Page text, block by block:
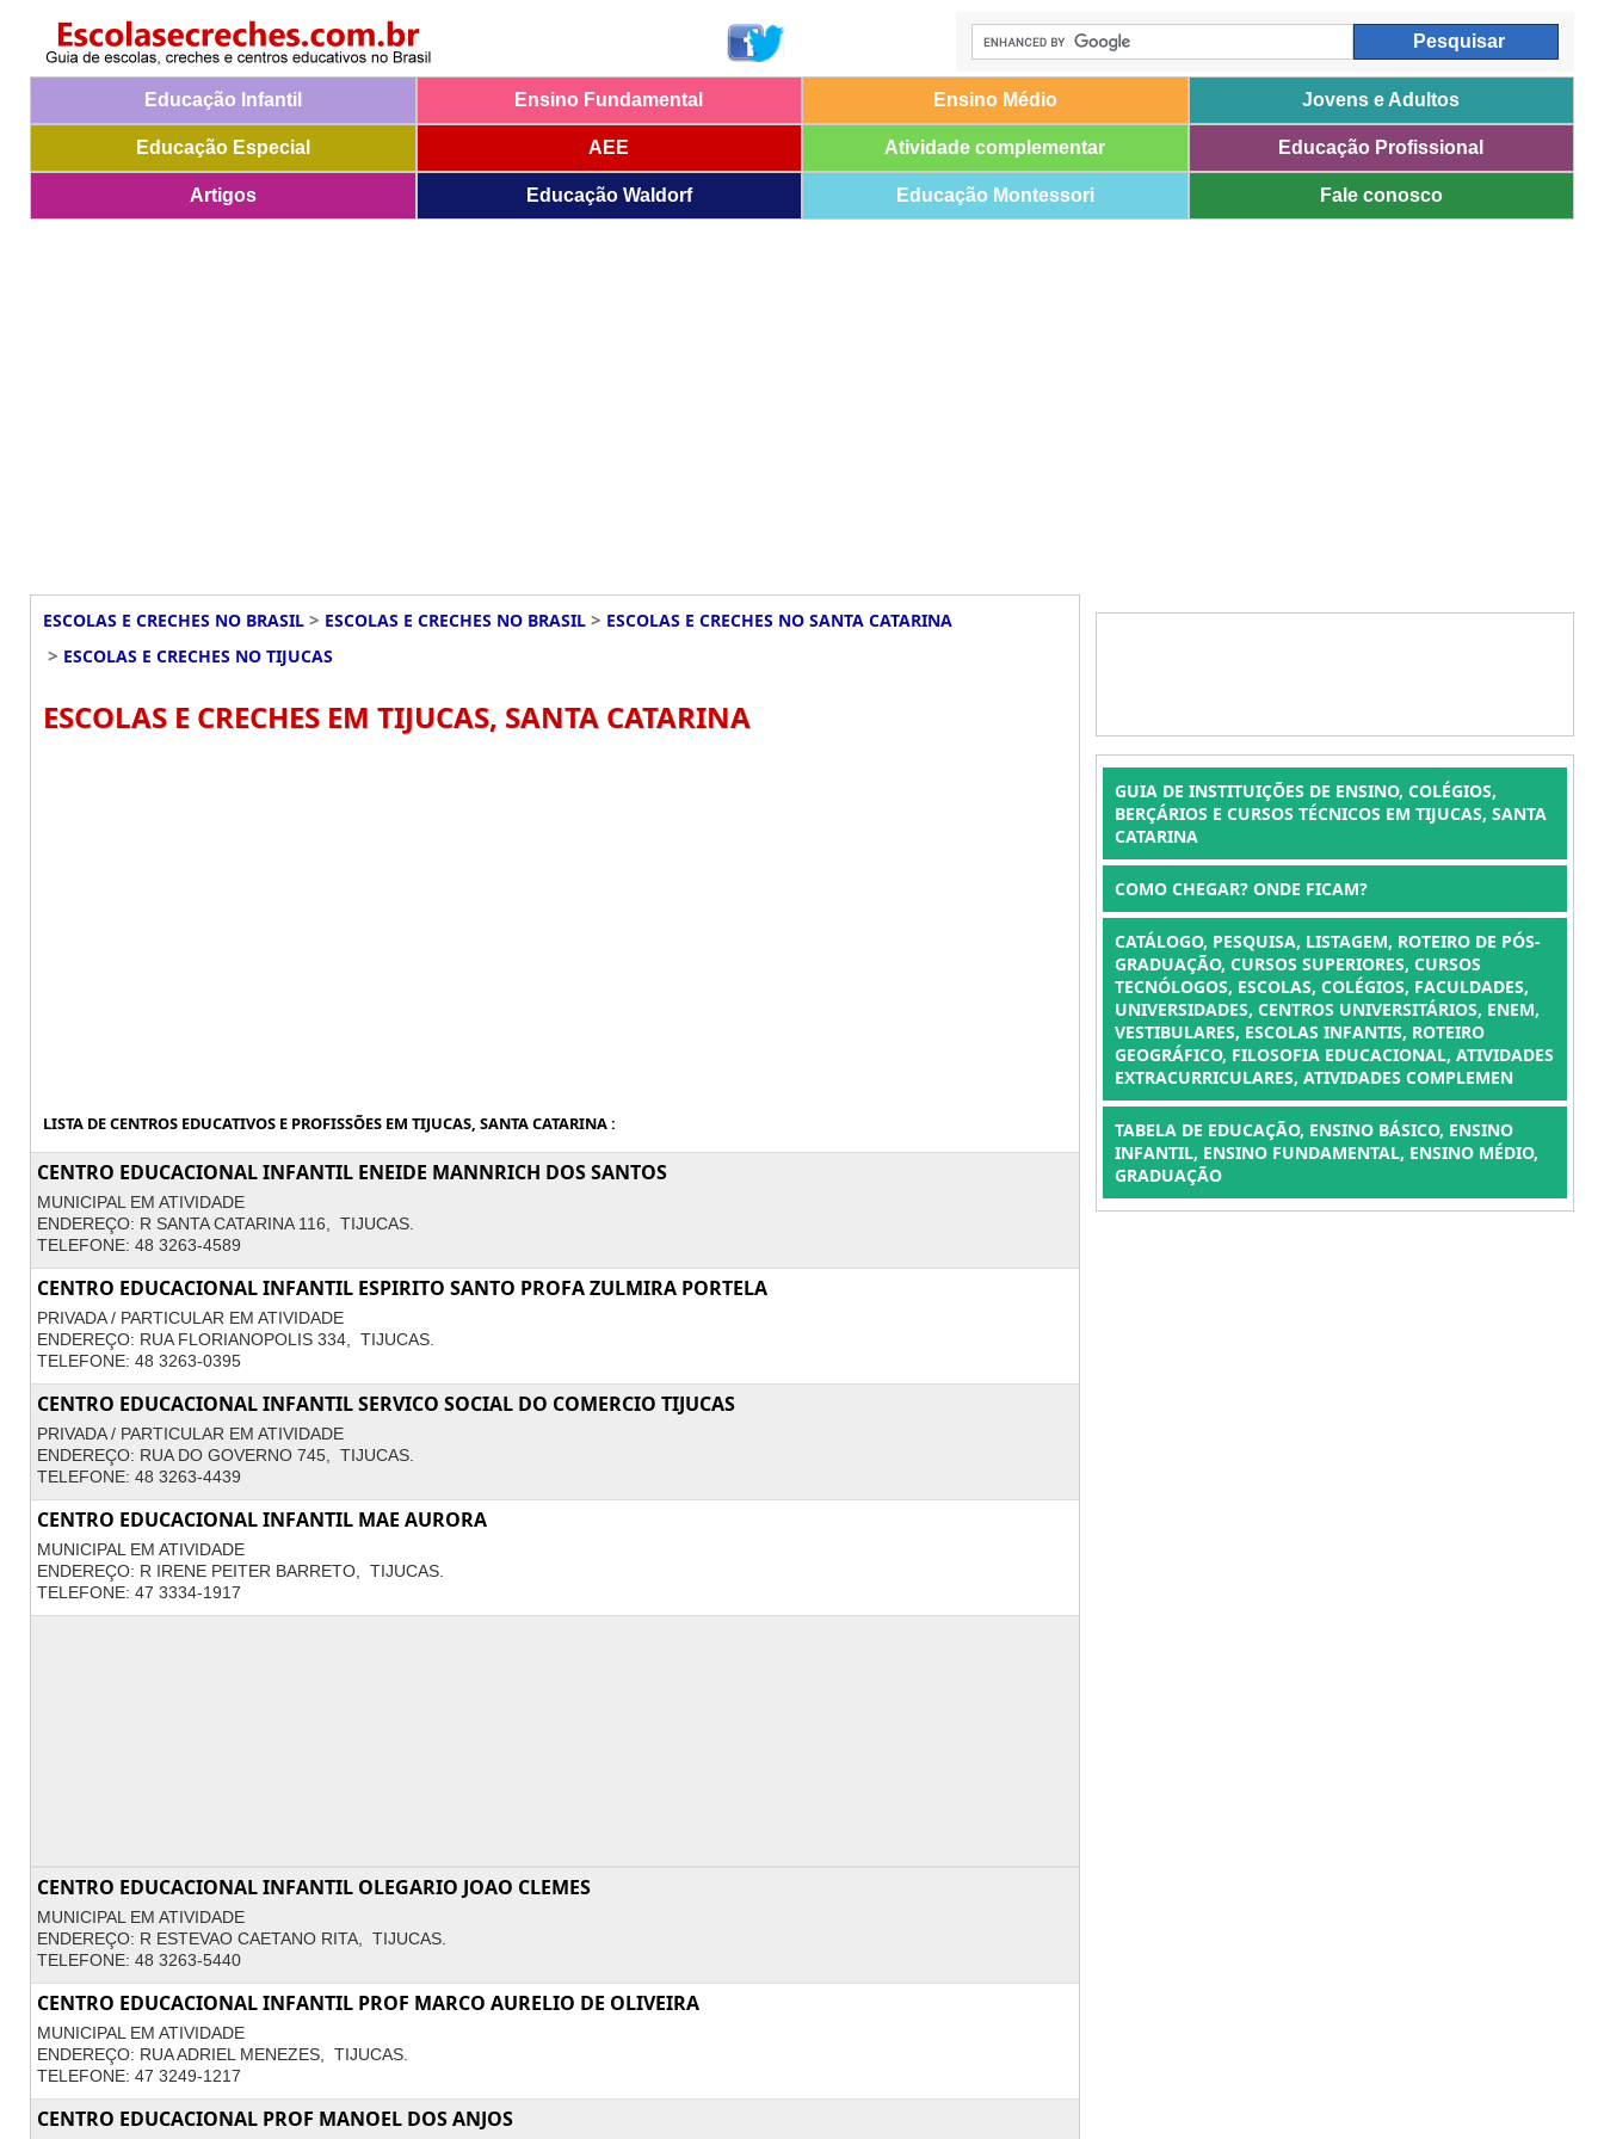
Educação Infantil Ensino Fundamental Ensino Médio Jovens e Adultos
Educação Especial AEE Atividade complementar Educação Profissional
Artigos Educação Waldorf Educação Montessori Fale conosco
ESCOLAS E CRECHES NO BRASIL > ESCOLAS E CRECHES NO BRASIL > ESCOLAS E CRECHES NO SANTA CATARINA
> ESCOLAS E CRECHES NO TIJUCAS
ESCOLAS E CRECHES EM TIJUCAS, SANTA CATARINA
LISTA DE CENTROS EDUCATIVOS E PROFISSÕES EM TIJUCAS, SANTA CATARINA :
CENTRO EDUCACIONAL INFANTIL ENEIDE MANNRICH DOS SANTOS
MUNICIPAL EM ATIVIDADE
ENDEREÇO: R SANTA CATARINA 116, TIJUCAS.
TELEFONE: 48 3263-4589
CENTRO EDUCACIONAL INFANTIL ESPIRITO SANTO PROFA ZULMIRA PORTELA
PRIVADA / PARTICULAR EM ATIVIDADE
ENDEREÇO: RUA FLORIANOPOLIS 334, TIJUCAS.
TELEFONE: 48 3263-0395
CENTRO EDUCACIONAL INFANTIL SERVICO SOCIAL DO COMERCIO TIJUCAS
PRIVADA / PARTICULAR EM ATIVIDADE
ENDEREÇO: RUA DO GOVERNO 745, TIJUCAS.
TELEFONE: 48 3263-4439
CENTRO EDUCACIONAL INFANTIL MAE AURORA
MUNICIPAL EM ATIVIDADE
ENDEREÇO: R IRENE PEITER BARRETO, TIJUCAS.
TELEFONE: 47 3334-1917
CENTRO EDUCACIONAL INFANTIL OLEGARIO JOAO CLEMES
MUNICIPAL EM ATIVIDADE
ENDEREÇO: R ESTEVAO CAETANO RITA, TIJUCAS.
TELEFONE: 48 3263-5440
CENTRO EDUCACIONAL INFANTIL PROF MARCO AURELIO DE OLIVEIRA
MUNICIPAL EM ATIVIDADE
ENDEREÇO: RUA ADRIEL MENEZES, TIJUCAS.
TELEFONE: 47 3249-1217
CENTRO EDUCACIONAL PROF MANOEL DOS ANJOS
GUIA DE INSTITUIÇÕES DE ENSINO, COLÉGIOS,
BERÇÁRIOS E CURSOS TÉCNICOS EM TIJUCAS, SANTA
CATARINA
COMO CHEGAR? ONDE FICAM?
CATÁLOGO, PESQUISA, LISTAGEM, ROTEIRO DE PÓS-
GRADUAÇÃO, CURSOS SUPERIORES, CURSOS
TECNÓLOGOS, ESCOLAS, COLÉGIOS, FACULDADES,
UNIVERSIDADES, CENTROS UNIVERSITÁRIOS, ENEM,
VESTIBULARES, ESCOLAS INFANTIS, ROTEIRO
GEOGRÁFICO, FILOSOFIA EDUCACIONAL, ATIVIDADES
EXTRACURRICULARES, ATIVIDADES COMPLEMEN
TABELA DE EDUCAÇÃO, ENSINO BÁSICO, ENSINO
INFANTIL, ENSINO FUNDAMENTAL, ENSINO MÉDIO,
GRADUAÇÃO